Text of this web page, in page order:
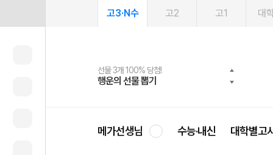
고3·N수 고2 고1 대
선물 3개 100% 당첨!
행운의 선물 뽑기
선물 100% 증정!
메가스터디 X 올리브
여름방학 스터디 캐시백
메가런 썸머스쿨
2027 러셀 단과
강사 공개선발
스마트러닝앱
설문 EVENT
메가패스
3일 무료 체험권
메가패스 수강생 무료혜택!
메가클럽 멤버십
사회공헌 캠페인
희망이룸 메가나눔
메가선생님 수능·내신 대학별고